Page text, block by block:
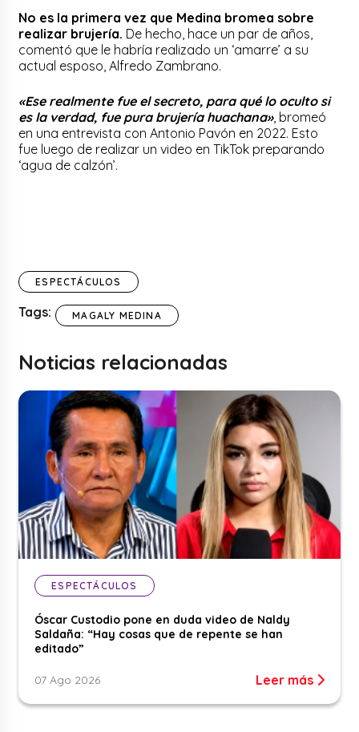
No es la primera vez que Medina bromea sobre
realizar brujería. De hecho, hace un par de años,
comentó que le habría realizado un ‘amarre’ a su
actual esposo, Alfredo Zambrano.
«Ese realmente fue el secreto, para qué lo oculto si
es la verdad, fue pura brujería huachana», bromeó
en una entrevista con Antonio Pavón en 2022. Esto
fue luego de realizar un video en TikTok preparando
‘agua de calzón’.
ESPECTÁCULOS
Tags: MAGALY MEDINA
Noticias relacionadas
ESPECTÁCULOS
Óscar Custodio pone en duda video de Naldy
Saldaña: “Hay cosas que de repente se han
editado”
07 Ago 2026 Leer más